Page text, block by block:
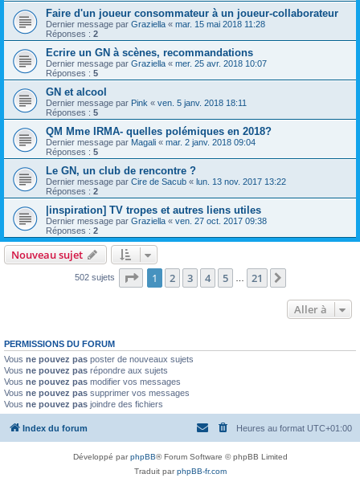
Faire d'un joueur consommateur à un joueur-collaborateur
Dernier message par Graziella « mar. 15 mai 2018 11:28
Réponses : 2
Ecrire un GN à scènes, recommandations
Dernier message par Graziella « mer. 25 avr. 2018 10:07
Réponses : 5
GN et alcool
Dernier message par Pink « ven. 5 janv. 2018 18:11
Réponses : 5
QM Mme IRMA- quelles polémiques en 2018?
Dernier message par Magali « mar. 2 janv. 2018 09:04
Réponses : 5
Le GN, un club de rencontre ?
Dernier message par Cire de Sacub « lun. 13 nov. 2017 13:22
Réponses : 2
|inspiration] TV tropes et autres liens utiles
Dernier message par Graziella « ven. 27 oct. 2017 09:38
Réponses : 2
Nouveau sujet
502 sujets Page 1sur21
1 2 3 4 5 21
Aller à
PERMISSIONS DU FORUM
Vous ne pouvez pas poster de nouveaux sujets
Vous ne pouvez pas répondre aux sujets
Vous ne pouvez pas modifier vos messages
Vous ne pouvez pas supprimer vos messages
Vous ne pouvez pas joindre des fichiers
Index du forum Heures au format UTC+01:00
Développé parphpBB® Forum Software © phpBB Limited
Traduit parphpBB-fr.com